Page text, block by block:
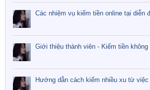
Các nhiệm vụ kiếm tiền online tại diễn
Giới thiệu thành viên - Kiếm tiền
Hướng dẫn cách kiếm nhiều xu từ